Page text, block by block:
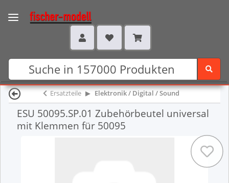
Ersatzteile Elektronik / Digital / Sound
ESU 50095.SP.01 Zubehörbeutel universal
mit Klemmen für 50095